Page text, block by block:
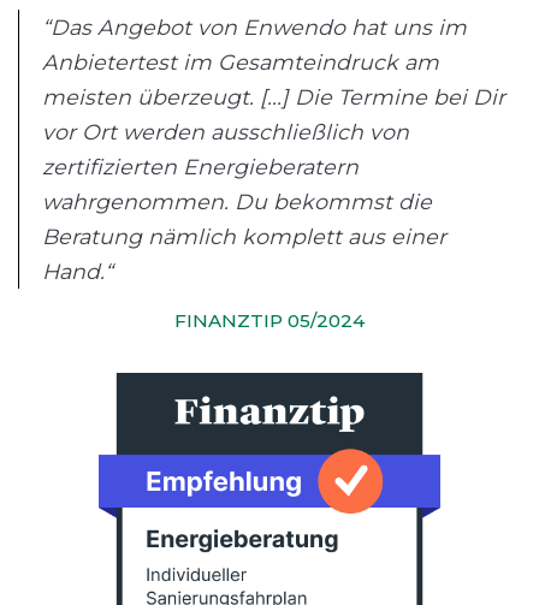
“Das Angebot von Enwendo hat uns im
Anbietertest im Gesamteindruck am
meisten überzeugt. [...] Die Termine bei Dir
vor Ort werden ausschließlich von
zertifizierten Energieberatern
wahrgenommen. Du bekommst die
Beratung nämlich komplett aus einer
Hand.“
FINANZTIP 05/2024